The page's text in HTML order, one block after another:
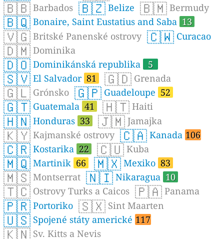
🇧🇧 Barbados 🇧🇿 Belize 🇧🇲 Bermudy
🇧🇶 Bonaire, Saint Eustatius and Saba 13
🇻🇬 Britské Panenské ostrovy 🇨🇼 Curacao
🇩🇲 Dominika
🇩🇴 Dominikánská republika 5
🇸🇻 El Salvador 81 🇬🇩 Grenada
🇬🇱 Grónsko 🇬🇵 Guadeloupe 52
🇬🇹 Guatemala 41 🇭🇹 Haiti
🇭🇳 Honduras 33 🇯🇲 Jamajka
🇰🇾 Kajmanské ostrovy 🇨🇦 Kanada 106
🇨🇷 Kostarika 22 🇨🇺 Kuba
🇲🇶 Martinik 66 🇲🇽 Mexiko 83
🇲🇸 Montserrat 🇳🇮 Nikaragua 10
🇹🇨 Ostrovy Turks a Caicos 🇵🇦 Panama
🇵🇷 Portoriko 🇸🇽 Sint Maarten
🇺🇸 Spojené státy americké 117
🇰🇳 Sv. Kitts a Nevis